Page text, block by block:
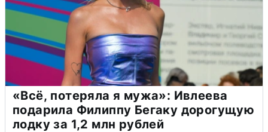
«Всё, потеряла я мужа»: Ивлеева
подарила Филиппу Бегаку дорогущую
лодку за 1,2 млн рублей